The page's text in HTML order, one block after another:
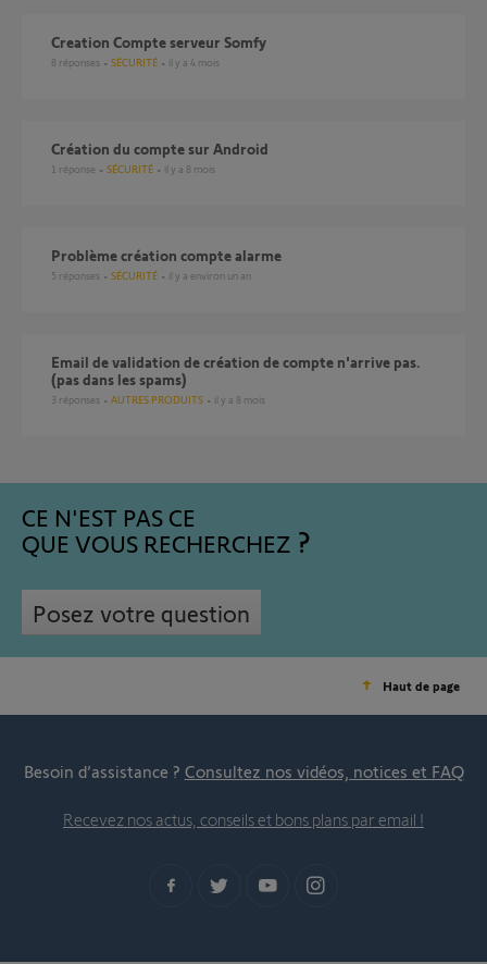
creation Compte serveur Somfy
8 réponses SÉCURITÉ il y a 4 mois
Création du compte sur Android
1 réponse SÉCURITÉ il y a 8 mois
Problème création compte alarme
5 réponses SÉCURITÉ il y a environ un an
Email de validation de création de compte n'arrive pas.
(pas dans les spams)
3 réponses AUTRES PRODUITS il y a 8 mois
CE N'EST PAS CE
QUE VOUS RECHERCHEZ
Posez votre question
Haut de page
Besoin d’assistance ? Consultez nos vidéos, notices et FAQ
Recevez nos actus, conseils et bons plans par email !